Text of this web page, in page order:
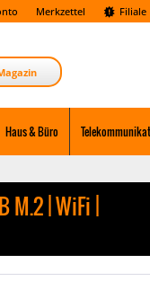
Merkzettel Filiale
Haus & Büro
M.2 | WiFi |